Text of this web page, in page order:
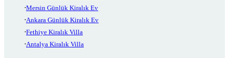
Mersin Günlük Kiralık Ev
Ankara Günlük Kiralık Ev
Fethiye Kiralık Villa
Antalya Kiralık Villa